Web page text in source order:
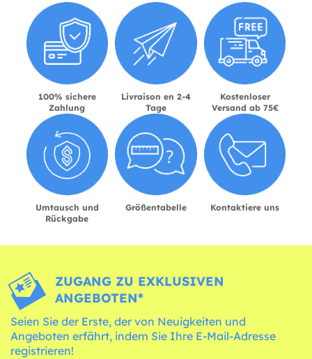
100% sichere
Zahlung
Livraison en 2-4
Tage
Kostenloser
Versand ab 75€
Umtausch und
Rückgabe
Größentabelle Kontaktiere uns
ZUGANG ZU EXKLUSIVEN
ANGEBOTEN*
Seien Sie der Erste, der von Neuigkeiten und
Angeboten erfährt, indem Sie Ihre E-Mail-Adresse
registrieren!